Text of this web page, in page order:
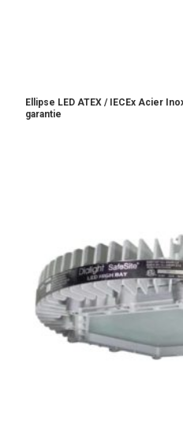
Ellipse LED ATEX / IECEx Acier
garantie